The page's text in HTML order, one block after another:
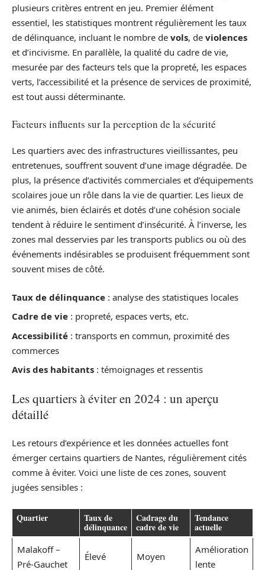
plusieurs critères entrent en jeu. Premier élément
essentiel, les statistiques montrent régulièrement les taux
de délinquance, incluant le nombre de vols, de violences
et d’incivisme. En parallèle, la qualité du cadre de vie,
mesurée par des facteurs tels que la propreté, les espaces
verts, l’accessibilité et la présence de services de proximité,
est tout aussi déterminante.
Facteurs influents sur la perception de la sécurité
Les quartiers avec des infrastructures vieillissantes, peu
entretenues, souffrent souvent d’une image dégradée. De
plus, la présence d’activités commerciales et d’équipements
scolaires joue un rôle dans la vie de quartier. Les lieux de
vie animés, bien éclairés et dotés d’une cohésion sociale
tendent à réduire le sentiment d’insécurité. À l’inverse, les
zones mal desservies par les transports publics ou où des
événements indésirables se produisent fréquemment sont
souvent mises de côté.
Taux de délinquance : analyse des statistiques locales
Cadre de vie : propreté, espaces verts, etc.
Accessibilité : transports en commun, proximité des
commerces
Avis des habitants : témoignages et ressentis
Les quartiers à éviter en 2024 : un aperçu
détaillé
Les retours d’expérience et les données actuelles font
émerger certains quartiers de Nantes, régulièrement cités
comme à éviter. Voici une liste de ces zones, souvent
jugées sensibles :
Quartier Taux de
délinquance
Cadrage du
cadre de vie
Tendance
actuelle
Malakoff –
Pré-Gauchet
Élevé Moyen
Amélioration
lente